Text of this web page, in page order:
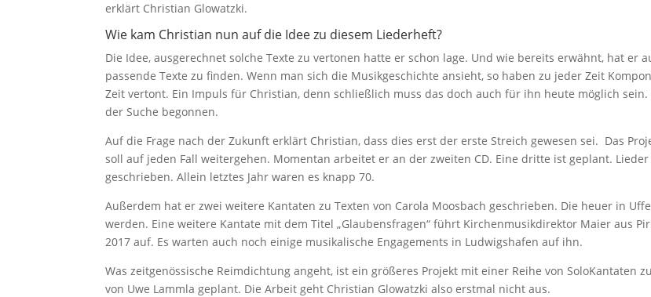
erklärt Christian Glowatzki.
Wie kam Christian nun auf die Idee zu diesem Liederheft?
Die Idee, ausgerechnet solche Texte zu vertonen hatte er schon lage. Und wie bereits erwähnt, hat er
passende Texte zu finden. Wenn man sich die Musikgeschichte ansieht, so haben zu jeder Zeit
Zeit vertont. Ein Impuls für Christian, denn schließlich muss das doch auch für ihn heute möglich
der Suche begonnen.
Auf die Frage nach der Zukunft erklärt Christian, dass dies erst der erste Streich gewesen sei. Das
soll auf jeden Fall weitergehen. Momentan arbeitet er an der zweiten CD. Eine dritte ist geplant.
geschrieben. Allein letztes Jahr waren es knapp 70.
Außerdem hat er zwei weitere Kantaten zu Texten von Carola Moosbach geschrieben. Die heuer in
werden. Eine weitere Kantate mit dem Titel „Glaubensfragen“ führt Kirchenmusikdirektor Maier aus
2017 auf. Es warten auch noch einige musikalische Engagements in Ludwigshafen auf ihn.
Was zeitgenössische Reimdichtung angeht, ist ein größeres Projekt mit einer Reihe von SoloKantaten
von Uwe Lammla geplant. Die Arbeit geht Christian Glowatzki also erstmal nicht aus.